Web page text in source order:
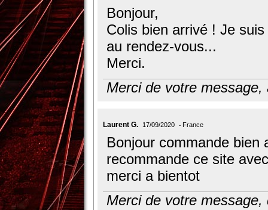
Bonjour,
Colis bien arrivé ! Je
au rendez-vous...
Merci.
Merci de votre
Laurent G. 17/09/2020 France
Bonjour commande bien
recommande ce site
merci a bientot
Merci de votre